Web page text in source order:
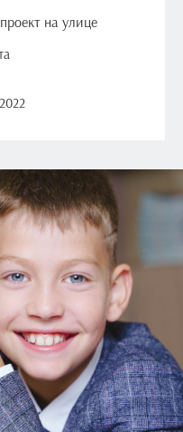
на улице